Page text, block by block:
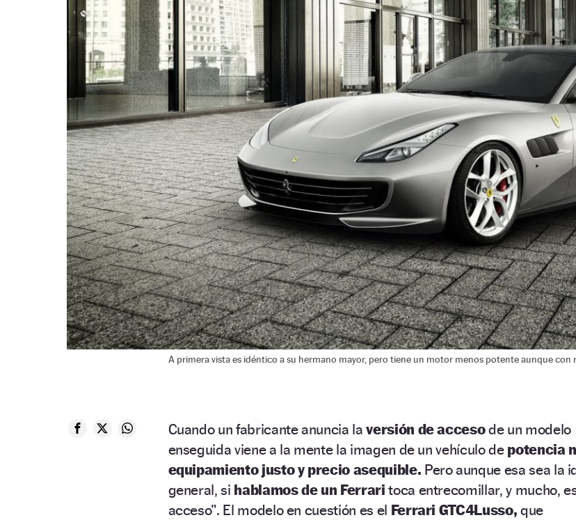
A primera vista es idéntico a su hermano mayor, pero tiene un motor menos potente aunque con
Cuando un fabricante anuncia laversión de accesode un modelo
enseguida viene a la mente la imagen de un vehículo de potencia
equipamiento justo y precio asequible. Pero aunque esa sea la
general, si hablamos de un Ferrari toca entrecomillar, y mucho,
acceso”. El modelo en cuestión es el Ferrari GTC4Lusso, que